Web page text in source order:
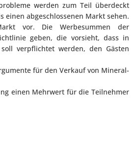
werden zum Teil überdeckt
abgeschlossenen Markt sehen.
vor. Die Werbesummen der
geben, die vorsieht, dass in
verpflichtet werden, den Gästen
für den Verkauf von Mineral-
einen Mehrwert für die Teilnehmer